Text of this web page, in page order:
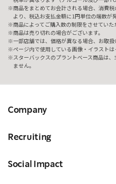
商品をまとめてお会計される場合、消費
より、税込お支払金額に1円単位の端数が
商品によってご購入数の制限をさせていた
商品は売り切れの場合がございます。
一部店舗では、価格が異なる場合、お取扱
ページ内で使用している画像・イラストは
スターバックスのプラントベース商品は
ません。
Company
Recruiting
Social Impact